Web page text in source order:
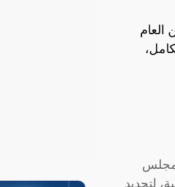
العام
مجلس
لتحديد